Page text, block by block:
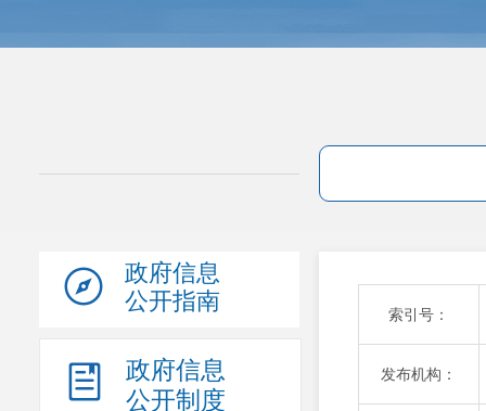
政府信息
公开指南
政府信息
公开制度
索引号：
发布机构：